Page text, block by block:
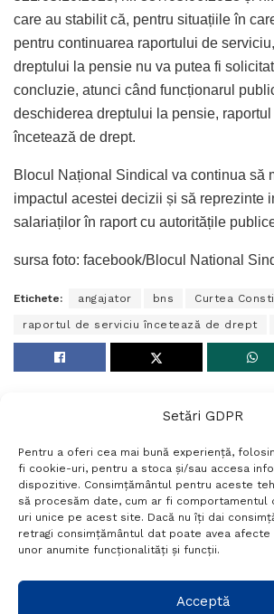
Setări GDPR
Pentru a oferi cea mai bună experiență,
fi cookie-uri, pentru a stoca și/sau accesa
dispozitive. Consimțământul pentru aceste
să procesăm date, cum ar fi comportamentul
uri unice pe acest site. Dacă nu îți dai
retragi consimțământul dat poate avea afecte
unor anumite funcționalități și funcții.
Acceptă
care au stabilit că, pentru situațiile în
pentru continuarea raportului de
dreptului la pensie nu va putea fi
concluzie, atunci când funcționarul
deschiderea dreptului la pensie,
încetează de drept.
Blocul Național Sindical va continua să
impactul acestei decizii și să reprezinte
salariaților în raport cu autoritățile
sursa foto: facebook/Blocul National
Etichete: angajator bns Curtea
raportul de serviciu încetează de drept
Termeni si conditii
Politică de
Politica cookies
Setări GDPR
+40 788 760